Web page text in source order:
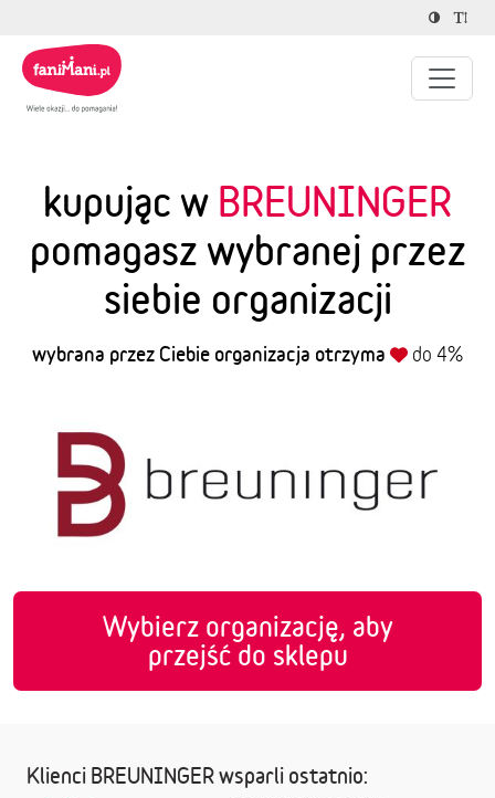
kupując w BREUNINGER
pomagasz wybranej przez
siebie organizacji
wybrana przez Ciebie organizacja otrzyma do 4%
Wybierz organizację, aby
przejść do sklepu
Klienci BREUNINGER wsparli ostatnio: